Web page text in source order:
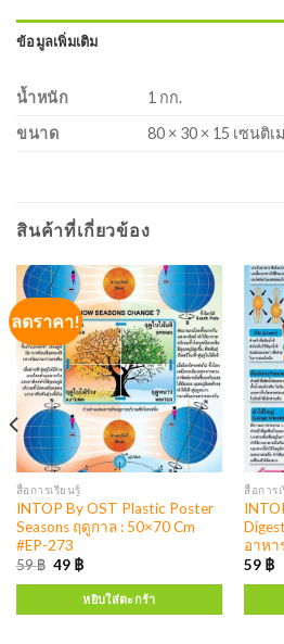
ข้อมูลเพิ่มเติม
น้ำหนัก
1 กก.
ขนาด
80 × 30 × 15 เซนติเ
สินค้าที่เกี่ยวข้อง
ลดราคา!
สื่อการเรียนรู้
INTOP By OST Plastic Poster
Seasons ฤดูกาล : 50×70 Cm
#EP-273
59฿ 49 ฿
หยิบใส่ตะกร้า
สื่อการ
อาหา
59 ฿